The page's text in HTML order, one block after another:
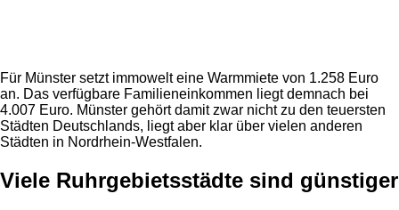
Für Münster setzt immowelt eine Warmmiete von 1.258 Euro
an. Das verfügbare Familieneinkommen liegt demnach bei
4.007 Euro. Münster gehört damit zwar nicht zu den teuersten
Städten Deutschlands, liegt aber klar über vielen anderen
Städten in Nordrhein-Westfalen.
Viele Ruhrgebietsstädte sind günstiger